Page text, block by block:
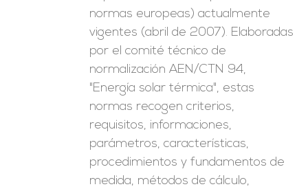
normas europeas) actualmente
vigentes (abril de 2007). Elaboradas
por el comité técnico de
normalización AEN/CTN 94,
"Energía solar térmica", estas
normas recogen criterios,
requisitos, informaciones,
parámetros, características,
procedimientos y fundamentos de
medida, métodos de cálculo,